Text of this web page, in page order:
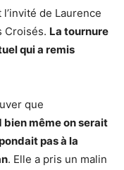
de Laurence
Croisés. La tournure
qui a remis
que
bien même on serait
pas à la
. Elle a pris un malin